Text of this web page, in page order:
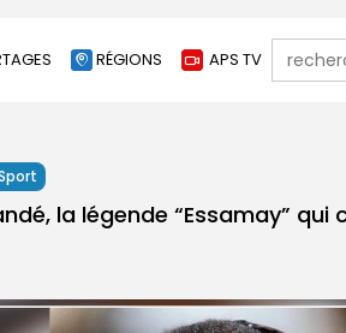
RÉGIONS APS TV
Search
for:
la légende “Essamay” qui